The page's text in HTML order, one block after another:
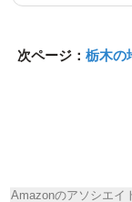
次ページ： 栃木
Amazonのアソシエイ